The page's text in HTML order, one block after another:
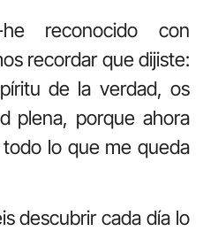
reconocido con
recordar que dijiste:
de la verdad, os
plena, porque ahora
lo que me queda
descubrir cada día lo